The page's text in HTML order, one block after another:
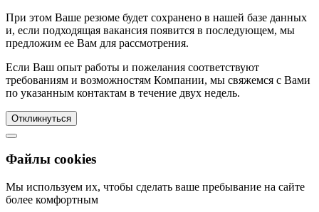
При этом Ваше резюме будет сохранено в нашей базе данных
и, если подходящая вакансия появится в последующем, мы
предложим ее Вам для рассмотрения.
Если Ваш опыт работы и пожелания соответствуют
требованиям и возможностям Компании, мы свяжемся с Вами
по указанным контактам в течение двух недель.
Откликнуться
Файлы cookies
Мы используем их, чтобы сделать ваше пребывание на сайте
более комфортным